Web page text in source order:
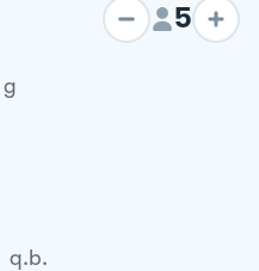
5
g
q.b.